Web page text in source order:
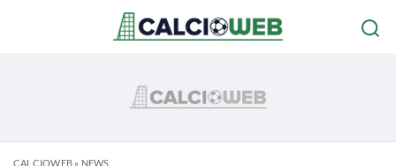
CALCIOWEB» NEWS